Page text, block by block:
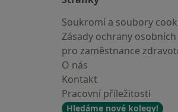
Soukromí a soubory
Zásady ochrany
pro zaměstnance
O nás
Kontakt
Pracovní příležitosti
Hledáme nové kolegy!